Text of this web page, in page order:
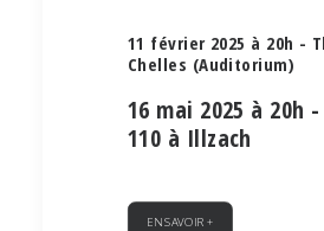
11 février 2025 à 20h -
Chelles (Auditorium)
16 mai 2025 à 20h -
110 à Illzach
EN SAVOIR +